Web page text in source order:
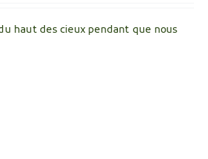
haut des cieux pendant que nous